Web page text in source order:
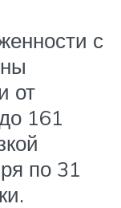
с
от
161
по 31